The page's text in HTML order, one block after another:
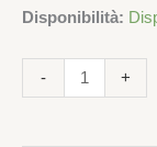
Disponibilità:
- +